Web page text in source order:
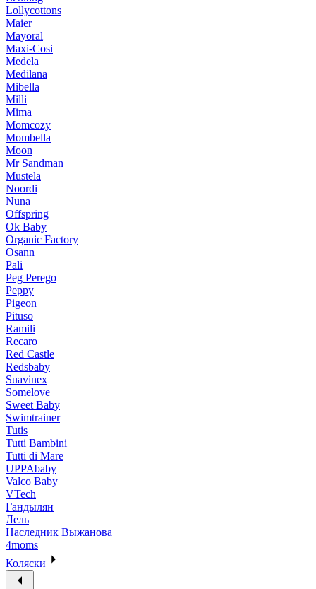
Lollycottons
Maier
Mayoral
Maxi-Cosi
Medela
Medilana
Mibella
Milli
Mima
Momcozy
Mombella
Moon
Mr Sandman
Mustela
Noordi
Nuna
Offspring
Ok Baby
Organic Factory
Osann
Pali
Peg Perego
Peppy
Pigeon
Pituso
Ramili
Recaro
Red Castle
Redsbaby
Suavinex
Somelove
Sweet Baby
Swimtrainer
Tutis
Tutti Bambini
Tutti di Mare
UPPAbaby
Valco Baby
VTech
Гандылян
Лель
Наследник Выжанова
4moms
Коляски